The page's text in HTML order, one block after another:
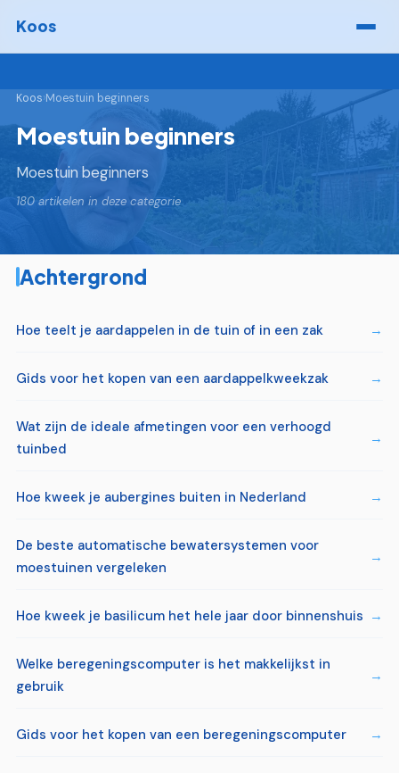
Koos
Koos›Moestuin beginners
Moestuin beginners
Moestuin beginners
180 artikelen in deze categorie
Achtergrond
Hoe teelt je aardappelen in de tuin of in een zak
Gids voor het kopen van een aardappelkweekzak
Wat zijn de ideale afmetingen voor een verhoogd
tuinbed
Hoe kweek je aubergines buiten in Nederland
De beste automatische bewatersystemen voor
moestuinen vergeleken
Hoe kweek je basilicum het hele jaar door binnenshuis
Welke beregeningscomputer is het makkelijkst in
gebruik
Gids voor het kopen van een beregeningscomputer